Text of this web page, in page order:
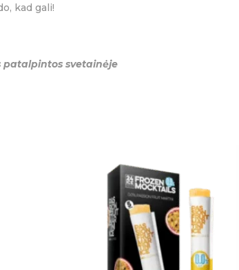
,Naujienos
kad gali!
patalpintos svetainėje